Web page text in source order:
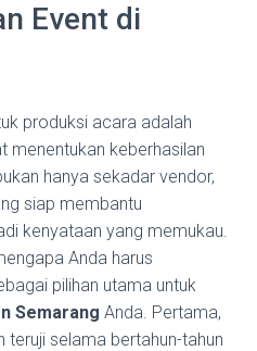
Event di
produksi acara adalah
menentukan keberhasilan
hanya sekadar vendor,
siap membantu
kenyataan yang memukau.
Anda harus
pilihan utama untuk
Semarang Anda. Pertama,
selama bertahun-tahun